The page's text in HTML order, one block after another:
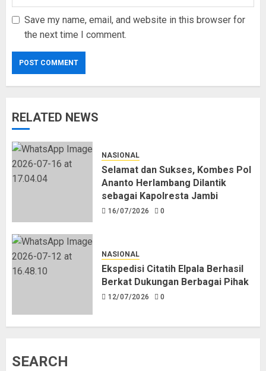
Save my name, email, and website in this browser for
the next time I comment.
RELATED NEWS
NASIONAL
Selamat dan Sukses, Kombes Pol
Ananto Herlambang Dilantik
sebagai Kapolresta Jambi
16/07/2026 0
NASIONAL
Ekspedisi Citatih Elpala Berhasil
Berkat Dukungan Berbagai Pihak
12/07/2026 0
SEARCH